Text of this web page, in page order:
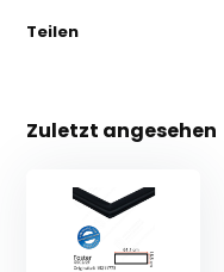
Teilen
Zuletzt angesehen